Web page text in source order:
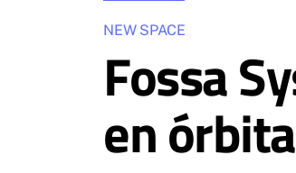
NEW SPACE
Fossa
en